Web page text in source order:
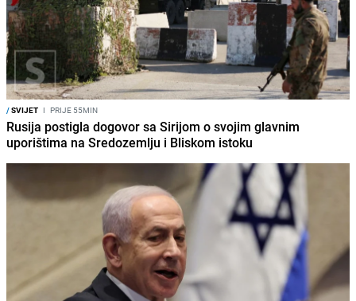
/SVIJET I PRIJE 55MIN
Rusija postigla dogovor sa Sirijom o svojim glavnim
uporištima na Sredozemlju i Bliskom istoku